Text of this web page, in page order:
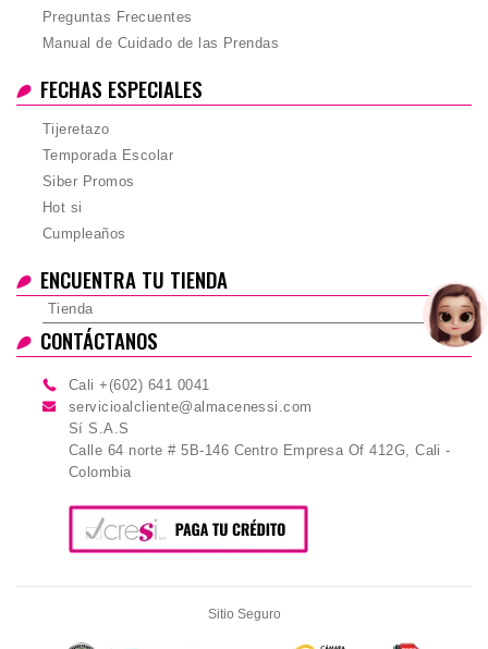
Preguntas Frecuentes
Manual de Cuidado de las Prendas
FECHAS ESPECIALES
Tijeretazo
Temporada Escolar
Siber Promos
Hot si
Cumpleaños
ENCUENTRA TU TIENDA
Tienda
CONTÁCTANOS
Cali +(602) 641 0041
servicioalcliente@almacenessi.com
Sí S.A.S
Calle 64 norte # 5B-146 Centro Empresa Of 412G, Cali -
Colombia
Sitio Seguro